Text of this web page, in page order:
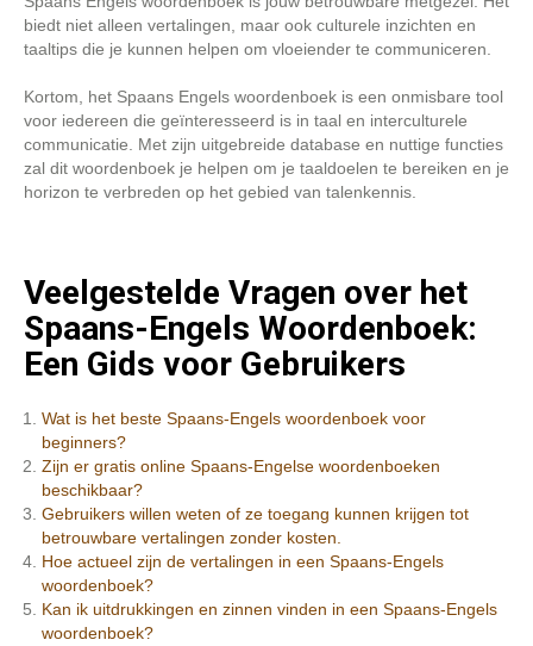
biedt niet alleen vertalingen, maar ook culturele inzichten en
taaltips die je kunnen helpen om vloeiender te communiceren.
Kortom, het Spaans Engels woordenboek is een onmisbare tool
voor iedereen die geïnteresseerd is in taal en interculturele
communicatie. Met zijn uitgebreide database en nuttige functies
zal dit woordenboek je helpen om je taaldoelen te bereiken en je
horizon te verbreden op het gebied van talenkennis.
Veelgestelde Vragen over het
Spaans-Engels Woordenboek:
Een Gids voor Gebruikers
Wat is het beste Spaans-Engels woordenboek voor
beginners?
Zijn er gratis online Spaans-Engelse woordenboeken
beschikbaar?
Gebruikers willen weten of ze toegang kunnen krijgen tot
betrouwbare vertalingen zonder kosten.
Hoe actueel zijn de vertalingen in een Spaans-Engels
woordenboek?
Kan ik uitdrukkingen en zinnen vinden in een Spaans-Engels
woordenboek?